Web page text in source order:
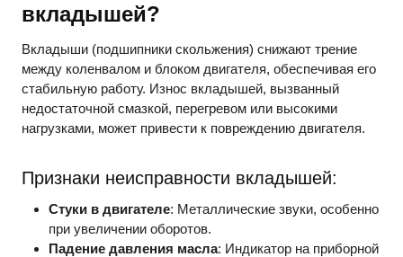
вкладышей?
Вкладыши (подшипники скольжения) снижают трение
между коленвалом и блоком двигателя, обеспечивая его
стабильную работу. Износ вкладышей, вызванный
недостаточной смазкой, перегревом или высокими
нагрузками, может привести к повреждению двигателя.
Признаки неисправности вкладышей:
Стуки в двигателе: Металлические звуки, особенно
при увеличении оборотов.
Падение давления масла: Индикатор на приборной